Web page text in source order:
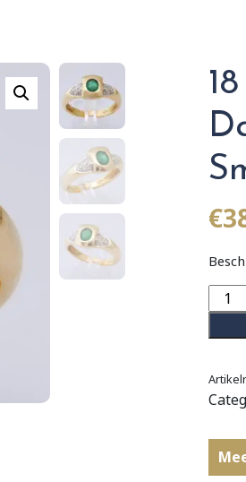
€
12
en